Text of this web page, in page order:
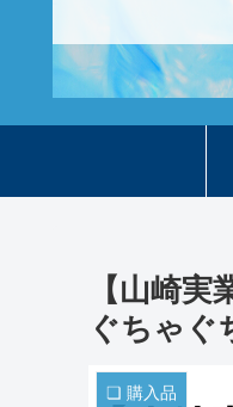
【山崎
ぐちゃぐ
❏ 購入品